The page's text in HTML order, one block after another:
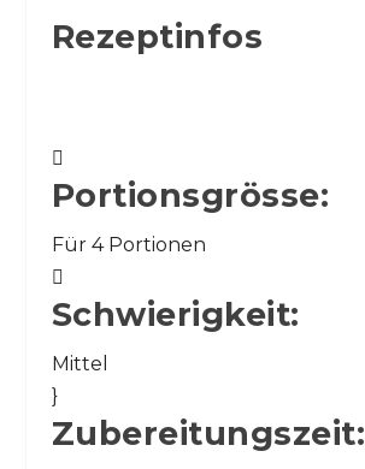
Rezeptinfos

Portionsgrösse:
Für 4 Portionen

Schwierigkeit:
Mittel
}
Zubereitungszeit: